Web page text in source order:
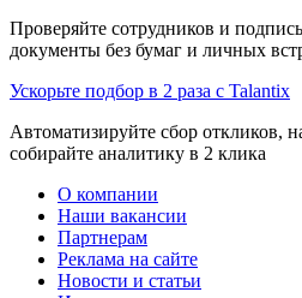
Проверяйте сотрудников и
документы без бумаг и личных
Ускорьте подбор в 2 раза с Talantix
Автоматизируйте сбор откликов,
собирайте аналитику в 2 клика
О компании
Наши вакансии
Партнерам
Реклама на сайте
Новости и статьи